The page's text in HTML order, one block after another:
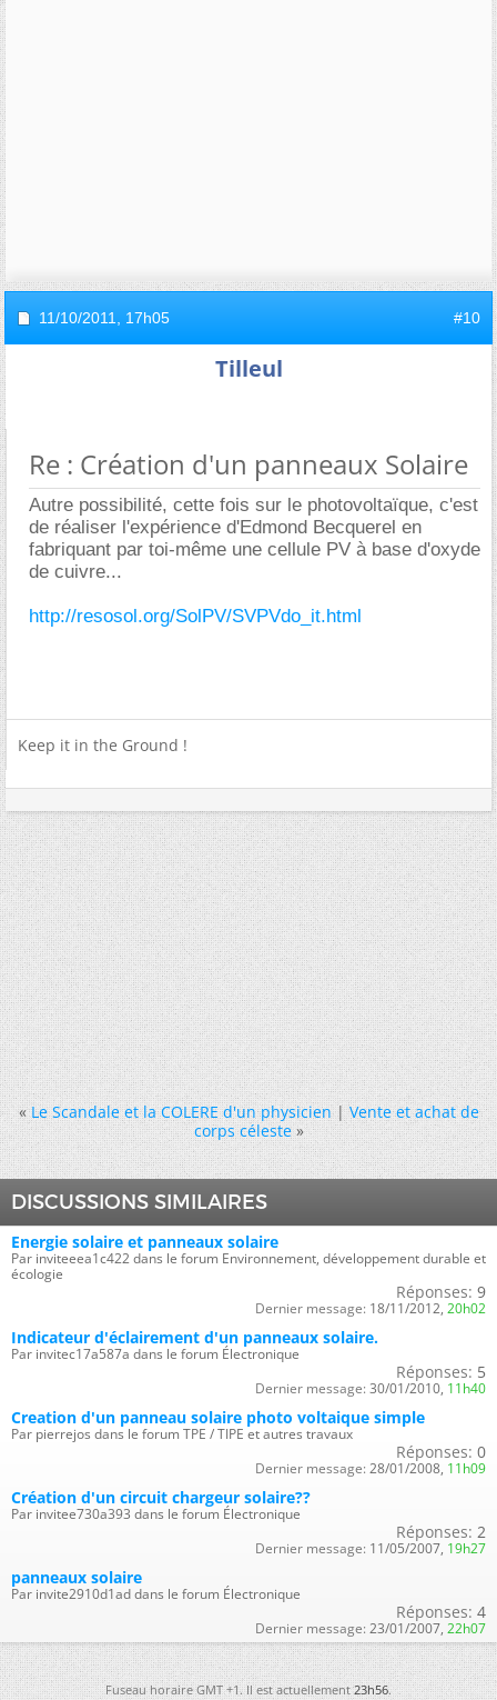
11/10/2011, 17h05 #10
Tilleul
Re : Création d'un panneaux Solaire
Autre possibilité, cette fois sur le photovoltaïque, c'est
de réaliser l'expérience d'Edmond Becquerel en
fabriquant par toi-même une cellule PV à base d'oxyde
de cuivre...
http://resosol.org/SolPV/SVPVdo_it.html
Keep it in the Ground !
« Le Scandale et la COLERE d'un physicien|Vente et achat de
corps céleste »
DISCUSSIONS SIMILAIRES
Energie solaire et panneaux solaire
Par inviteeea1c422 dans le forum Environnement, développement durable et
écologie
Réponses: 9
Dernier message: 18/11/2012, 20h02
Indicateur d'éclairement d'un panneaux solaire.
Par invitec17a587a dans le forum Électronique
Réponses: 5
Dernier message: 30/01/2010, 11h40
Creation d'un panneau solaire photo voltaique simple
Par pierrejos dans le forum TPE / TIPE et autres travaux
Réponses: 0
Dernier message: 28/01/2008, 11h09
Création d'un circuit chargeur solaire??
Par invitee730a393 dans le forum Électronique
Réponses: 2
Dernier message: 11/05/2007, 19h27
panneaux solaire
Par invite2910d1ad dans le forum Électronique
Réponses: 4
Dernier message: 23/01/2007, 22h07
Fuseau horaire GMT +1. Il est actuellement23h56.